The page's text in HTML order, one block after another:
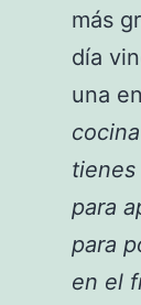
más
día
una
tienes
para
para
en el